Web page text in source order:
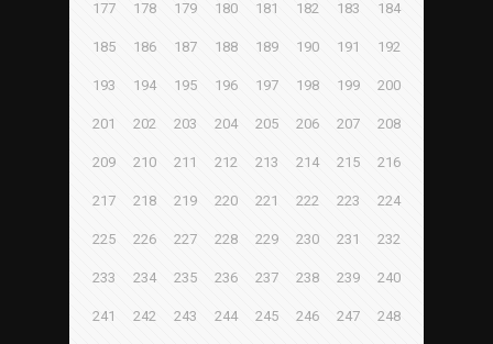
177 178 179 180 181 182 183 184
185 186 187 188 189 190 191 192
193 194 195 196 197 198 199 200
201 202 203 204 205 206 207 208
209 210 211 212 213 214 215 216
217 218 219 220 221 222 223 224
225 226 227 228 229 230 231 232
233 234 235 236 237 238 239 240
241 242 243 244 245 246 247 248